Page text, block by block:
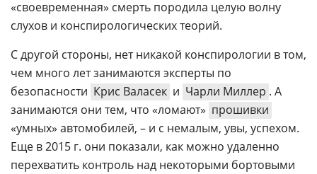
«своевременная» смерть породила целую волну
слухов и конспирологических теорий.
С другой стороны, нет никакой конспирологии в том,
чем много лет занимаются эксперты по
безопасности Крис Валасек и Чарли Миллер . А
занимаются они тем, что «ломают» прошивки
«умных» автомобилей, – и с немалым, увы, успехом.
Еще в 2015 г. они показали, как можно удаленно
перехватить контроль над некоторыми бортовыми